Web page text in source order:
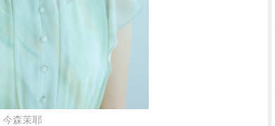
今森茉耶